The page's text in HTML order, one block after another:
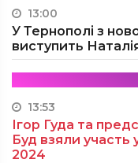
13:00
У Тернополі з
виступить
13:53
Ігор Гуда та
Буд взяли участь
2024